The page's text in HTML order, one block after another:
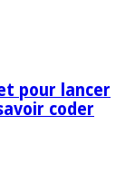
pour lancer
coder